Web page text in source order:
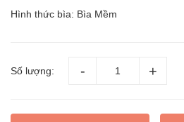
Hình thức bìa: Bìa Mềm
Số lượng: